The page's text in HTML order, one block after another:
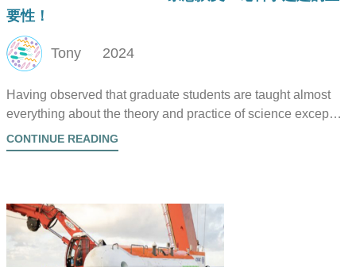
要性！
Tony 2024
Having observed that graduate students are taught almost
everything about the theory and practice of science except
how to pick a problem (研究生什么都教——从理论到实践
——但鲜有老师或课程传授如何选题)
CONTINUE READING